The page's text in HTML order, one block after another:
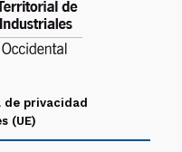
de privacidad
(UE)